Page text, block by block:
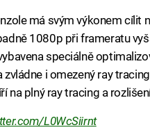
má svým výkonem cílit
1080p při frameratu
speciálně
zvládne i omezený ray
na plný ray tracing a
L0WcSiirnt